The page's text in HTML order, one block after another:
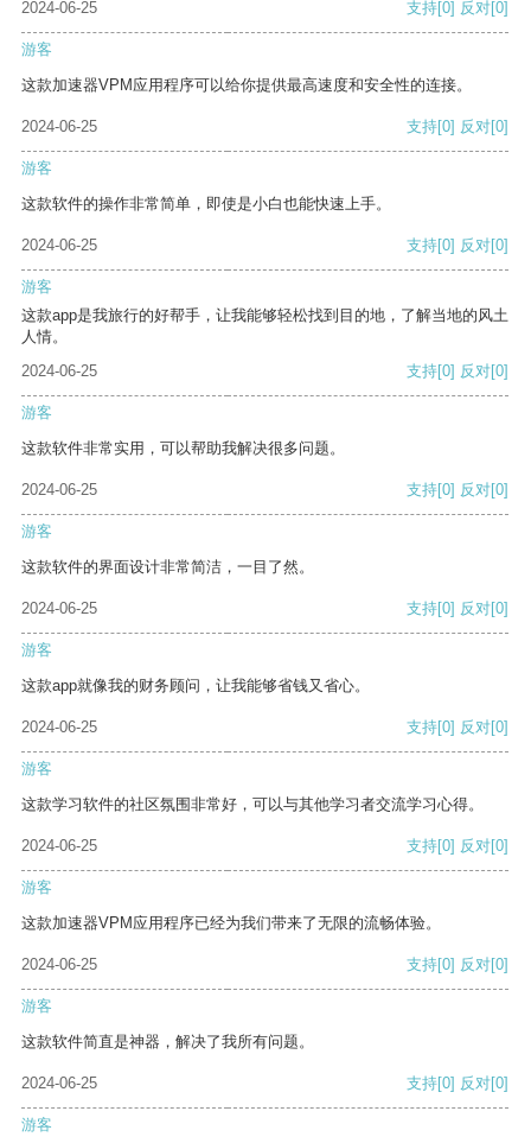
2024-06-25 支持[0] 反对[0]
游客
这款加速器VPM应用程序可以给你提供最高速度和安全性的连接。
2024-06-25 支持[0] 反对[0]
游客
这款软件的操作非常简单，即使是小白也能快速上手。
2024-06-25 支持[0] 反对[0]
游客
这款app是我旅行的好帮手，让我能够轻松找到目的地，了解当地的风土
人情。
2024-06-25
支持[0] 反对[0]
游客
这款软件非常实用，可以帮助我解决很多问题。
2024-06-25 支持[0] 反对[0]
游客
这款软件的界面设计非常简洁，一目了然。
2024-06-25 支持[0] 反对[0]
游客
这款app就像我的财务顾问，让我能够省钱又省心。
2024-06-25 支持[0] 反对[0]
游客
这款学习软件的社区氛围非常好，可以与其他学习者交流学习心得。
2024-06-25 支持[0] 反对[0]
游客
这款加速器VPM应用程序已经为我们带来了无限的流畅体验。
2024-06-25 支持[0] 反对[0]
游客
这款软件简直是神器，解决了我所有问题。
2024-06-25 支持[0] 反对[0]
游客